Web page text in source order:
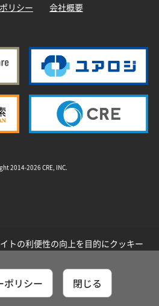
リシー 会社概要
2014-2026 CRE, INC.
トの利便性の向上を目的にクッキー
ポリシー 閉じる